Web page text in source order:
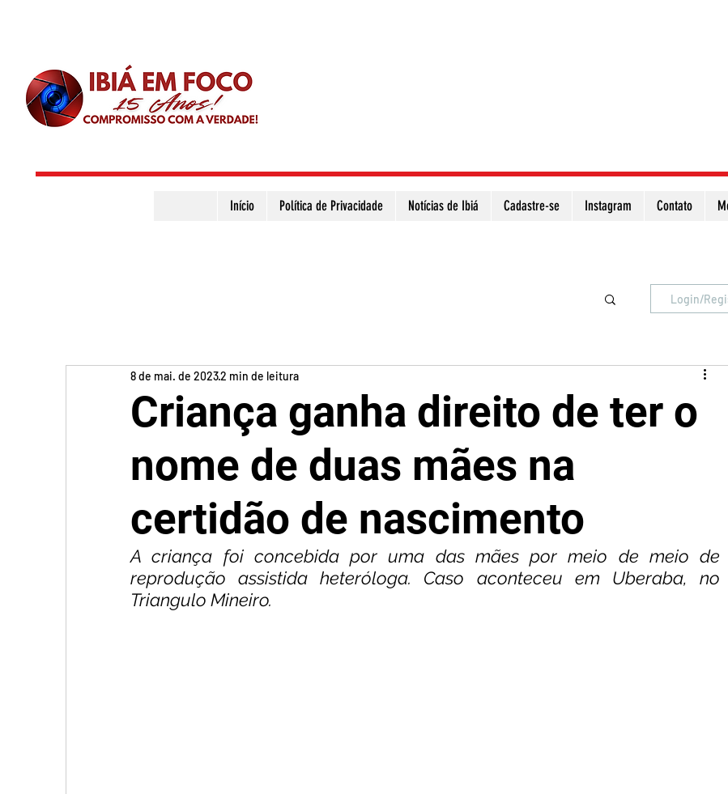
Início Política de Privacidade Notícias de Ibiá Cadastre-se Instagram Contato
Login/
Criança ganha direito de ter o
nome de duas mães na
certidão de nascimento
8 de mai. de 20232 min de leitura
A criança foi concebida por uma das mães por meio de meio de
reprodução assistida heteróloga. Caso aconteceu em Uberaba, no
Triangulo Mineiro.